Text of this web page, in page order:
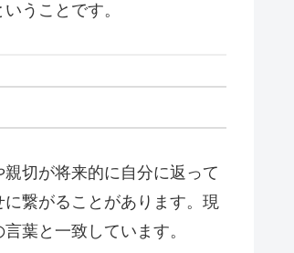
うことです。
切が将来的に自分に返って
繋がることがあります。現
葉と一致しています。